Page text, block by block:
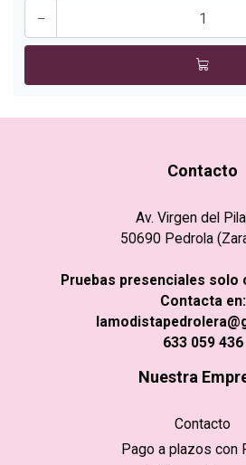
-
Contacto
Av. Virgen del
50690 Pedrola
Pruebas presenciales solo
Contacta en:
633 059 436
Nuestra
Contacto
Pago a plazos con